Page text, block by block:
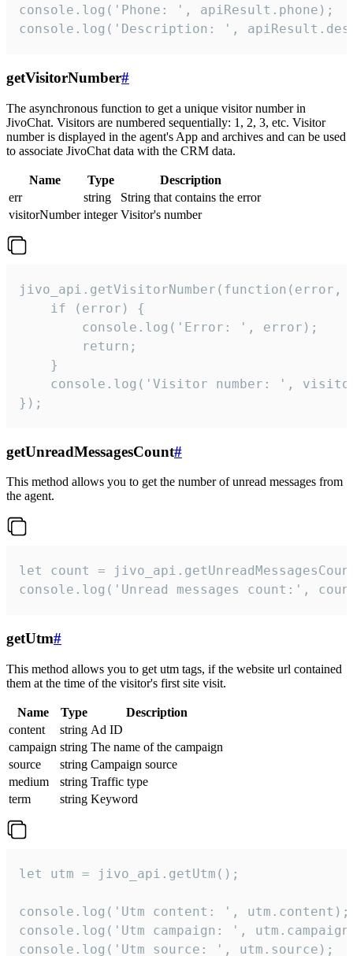
console.log('Phone: ', apiResult.phone);
console.log('Description: ',
getVisitorNumber#
The asynchronous function to get a unique visitor number in
JivoChat. Visitors are numbered sequentially: 1, 2, 3, etc. Visitor
number is displayed in the agent's App and archives and can be used
to associate JivoChat data with the CRM data.
Name Type
Description
err
string
String that contains the error
visitorNumber integer Visitor's number
jivo_api.getVisitorNumber(function(error,
    if (error) {
        console.log('Error: ', error);
        return;
    }
console.log('Visitor number: ',
});
getUnreadMessagesCount#
This method allows you to get the number of unread messages from
the agent.
let count =
console.log('Unread messages count:',
getUtm#
This method allows you to get utm tags, if the website url contained
them at the time of the visitor's first site visit.
Name Type
Description
content
string Ad ID
campaign string The name of the campaign
source
string Campaign source
medium
string Traffic type
term
string Keyword
let utm = jivo_api.getUtm();
console.log('Utm content: ', utm.content);
console.log('Utm campaign: ',
console.log('Utm source: ', utm.source);